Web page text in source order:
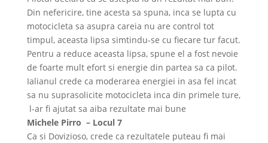
Din nefericire, tine acesta sa spuna, inca se lupta cu
motocicleta sa asupra careia nu are control tot
timpul, aceasta lipsa simtindu-se cu fiecare tur facut.
Pentru a reduce aceasta lipsa, spune el a fost nevoie
de foarte mult efort si energie din partea sa ca pilot.
Ialianul crede ca moderarea energiei in asa fel incat
sa nu suprasolicite motocicleta inca din primele ture,
l-ar fi ajutat sa aiba rezultate mai bune
Michele Pirro – Locul 7
Ca si Dovizioso, crede ca rezultatele puteau fi mai